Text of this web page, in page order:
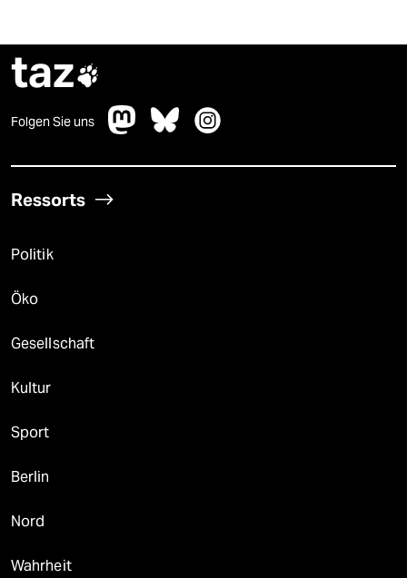
taz
Folgen Sie uns
Ressorts
Politik
Öko
Gesellschaft
Kultur
Sport
Berlin
Nord
Wahrheit